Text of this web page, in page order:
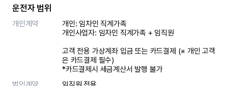
운전자 범위
개인계약
개인: 임차인 직계가족
개인사업자: 임차인 직계가족 + 임직원
고객 전용 가상계좌 입금 또는 카드결제 (※ 개인 고객
은 카드결제 필수)
*카드결제시 세금계산서 발행 불가